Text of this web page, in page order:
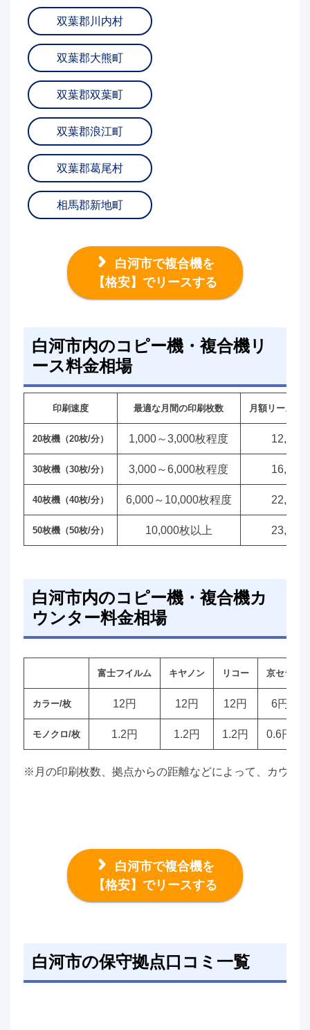
双葉郡川内村
双葉郡大熊町
双葉郡双葉町
双葉郡浪江町
双葉郡葛尾村
相馬郡新地町
白河市で複合機を
【格安】でリースする
白河市内のコピー機・複合機リ
ース料金相場
印刷速度 最適な月間の印刷枚数 月額リース料
20枚機（20枚/分） 1,000～3,000枚程度 12,000
30枚機（30枚/分） 3,000～6,000枚程度 16,000
40枚機（40枚/分） 6,000～10,000枚程度 22,000
50枚機（50枚/分） 10,000枚以上 23,000
白河市内のコピー機・複合機カ
ウンター料金相場
富士フイルム キヤノン リコー 京セラ
カラー/枚 12円 12円 12円 6円
モノクロ/枚 1.2円 1.2円 1.2円 0.6円
※月の印刷枚数、拠点からの距離などによって、カウン
白河市で複合機を
【格安】でリースする
白河市の保守拠点口コミ一覧